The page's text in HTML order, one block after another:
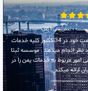
»تمکن مالی»یمن
موسسه بین المللی ثبتا (Sabtta Group) با ایجاد شعب خود در 34 کشور کلیه خدمات
نظر انجام میدهد . موسسه ثبتا
مربوط به خدمات یمن را در
ارائه میکند .